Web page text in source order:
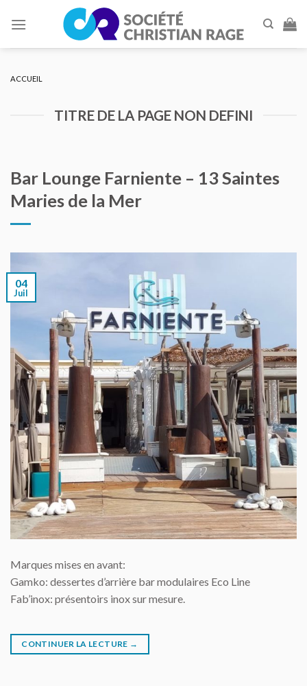
ACCUEIL
TITRE DE LA PAGE NON DEFINI
Bar Lounge Farniente – 13 Saintes
Maries de la Mer
04
Juil
Marques mises en avant:
Gamko: dessertes d’arrière bar modulaires Eco Line
Fab’inox: présentoirs inox sur mesure.
CONTINUER LA LECTURE →